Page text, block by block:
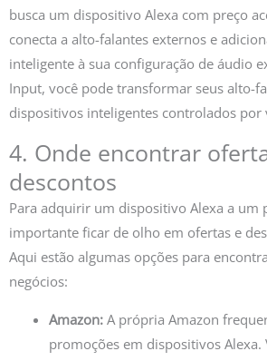
busca um dispositivo Alexa com preço
conecta a alto-falantes externos e
inteligente à sua configuração de áudio
Input, você pode transformar seus alto-
dispositivos inteligentes controlados por
4. Onde encontrar
descontos
Para adquirir um dispositivo Alexa a um
importante ficar de olho em ofertas e
Aqui estão algumas opções para
negócios:
Amazon:A própria Amazon
promoções em dispositivos Alexa.